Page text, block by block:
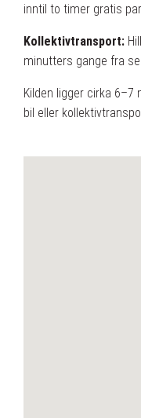
inntil to timer gratis
Kollektivtransport:
minutters gange fra
Kilden ligger cirka
bil eller